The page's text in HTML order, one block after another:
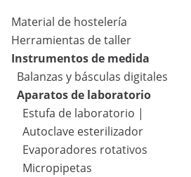
Material de hostelería
Herramientas de taller
Instrumentos de medida
Balanzas y básculas digitales
Aparatos de laboratorio
Estufa de laboratorio |
Autoclave esterilizador
Evaporadores rotativos
Micropipetas